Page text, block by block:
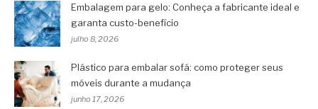
Embalagem para gelo: Conheça a fabricante ideal e
garanta custo-benefício
julho 8, 2026
Plástico para embalar sofá: como proteger seus
móveis durante a mudança
junho 17, 2026